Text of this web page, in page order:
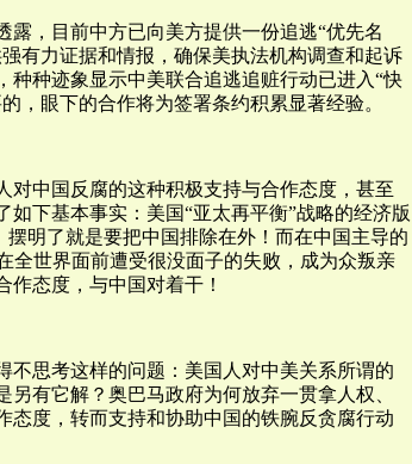
露，目前中方已向美方提供一份追逃“优先名
有力证据和情报，确保美执法机构调查和起诉
种种迹象显示中美联合追逃追赃行动已进入“快
，眼下的合作将为签署条约积累显著经验。
对中国反腐的这种积极支持与合作态度，甚至
如下基本事实：美国“亚太再平衡”战略的经济版
摆明了就是要把中国排除在外！而在中国主导的
全世界面前遭受很没面子的失败，成为众叛亲
作态度，与中国对着干！
不思考这样的问题：美国人对中美关系所谓的
有它解？奥巴马政府为何放弃一贯拿人权、
态度，转而支持和协助中国的铁腕反贪腐行动